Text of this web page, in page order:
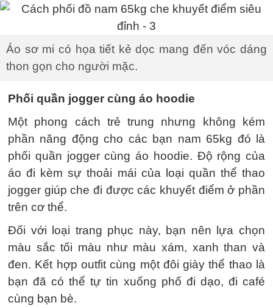
Áo sơ mi có họa tiết kẻ dọc mang đến vóc dáng
thon gọn cho người mặc.
Phối quần jogger cùng áo hoodie
Một phong cách trẻ trung nhưng không kém
phần năng động cho các bạn nam 65kg đó là
phối quần jogger cùng áo hoodie. Độ rộng của
áo đi kèm sự thoải mái của loại quần thể thao
jogger giúp che đi được các khuyết điểm ở phần
trên cơ thể.
Đối với loại trang phục này, bạn nên lựa chọn
màu sắc tối màu như màu xám, xanh than và
đen. Kết hợp outfit cùng một đôi giày thể thao là
bạn đã có thể tự tin xuống phố đi dạo, đi café
cùng bạn bè.